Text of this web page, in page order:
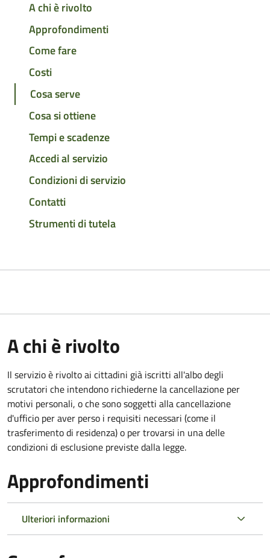
A chi è rivolto
Approfondimenti
Come fare
Costi
Cosa serve
Cosa si ottiene
Tempi e scadenze
Accedi al servizio
Condizioni di servizio
Contatti
Strumenti di tutela
A chi è rivolto
Il servizio è rivolto ai cittadini già iscritti all'albo degli
scrutatori che intendono richiederne la cancellazione per
motivi personali, o che sono soggetti alla cancellazione
d'ufficio per aver perso i requisiti necessari (come il
trasferimento di residenza) o per trovarsi in una delle
condizioni di esclusione previste dalla legge.
Approfondimenti
Ulteriori informazioni